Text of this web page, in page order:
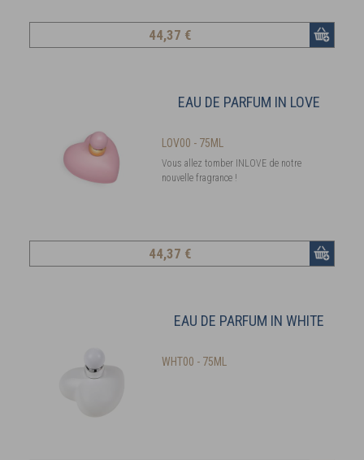
44,37 €
EAU DE PARFUM IN LOVE
LOV00 - 75ML
Vous allez tomber INLOVE de notre
nouvelle fragrance !
44,37 €
EAU DE PARFUM IN WHITE
WHT00 - 75ML